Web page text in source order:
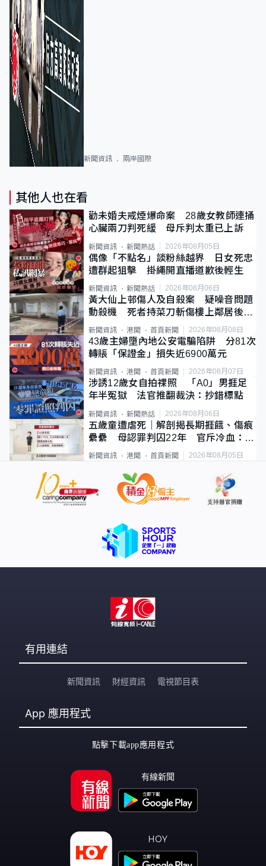
新聞資訊 兩岸國際
其他人也在看
勸未婚夫戒煙爆命案 28歲女教師連捅
心臟兩刀判死緩 母斥判太重已上訴
新聞資訊 新聞熱話 2026年08月05日
偶像「不點名」談粉絲越界 日女死忠
遭群起狙擊 掛繩開直播道歉後輕生
新聞資訊 新聞熱話 2026年08月06日
黃大仙上邨傷人及自殺案 疑噪音問題
動殺機 死者持菜刀斬傷樓上鄰居後墮
斃
新聞資訊 港聞 首頁新聞 2026年08月08日
43歲主婦墮內地公安電騙陷阱 分81次
轉賬「保證金」損失近6900萬元
新聞資訊 港聞 首頁新聞 2026年08月07日
涉誘12歲女自拍祼照 「A0」男捱足
年半冤獄 法官推翻裁決：抄錯標點
新聞資訊 新聞熱話 2026年08月06日
五歲童遭虐死｜解剖揭長期捱餓、傷痕
纍纍 母認罪判囚22年 官斥冷血：同
類案最惡劣
新聞資訊 港聞 首頁新聞 2026年08月05日
有用連結
新聞資訊 財經資訊 電視節目表
App 應用程式
點擊下載app應用程式
有線新聞
HOY